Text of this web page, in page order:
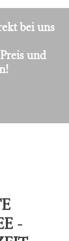
bei uns
und
-